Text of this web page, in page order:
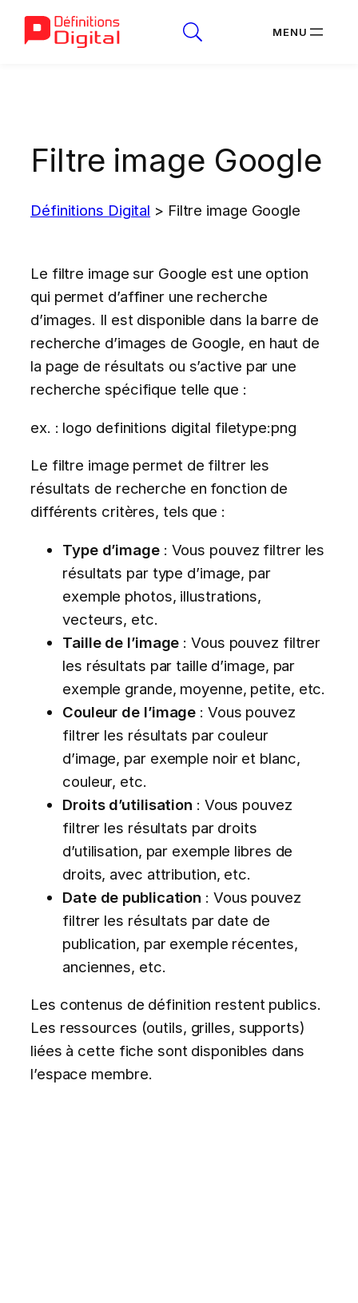
Filtre image Google
Définitions Digital > Filtre image Google
Le filtre image sur Google est une option
qui permet d’affiner une recherche
d’images. Il est disponible dans la barre de
recherche d’images de Google, en haut de
la page de résultats ou s’active par une
recherche spécifique telle que :
ex. : logo definitions digital filetype:png
Le filtre image permet de filtrer les
résultats de recherche en fonction de
différents critères, tels que :
Type d’image: Vous pouvez filtrer les
résultats par type d’image, par
exemple photos, illustrations,
vecteurs, etc.
Taille de l’image : Vous pouvez filtrer
les résultats par taille d’image, par
exemple grande, moyenne, petite, etc.
Couleur de l’image : Vous pouvez
filtrer les résultats par couleur
d’image, par exemple noir et blanc,
couleur, etc.
Droits d’utilisation : Vous pouvez
filtrer les résultats par droits
d’utilisation, par exemple libres de
droits, avec attribution, etc.
Date de publication : Vous pouvez
filtrer les résultats par date de
publication, par exemple récentes,
anciennes, etc.
Les contenus de définition restent publics.
Les ressources (outils, grilles, supports)
liées à cette fiche sont disponibles dans
l’espace membre.